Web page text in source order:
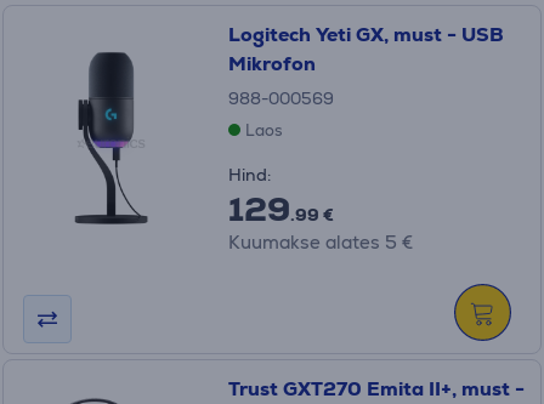
Logitech Yeti GX, must - USB
Mikrofon
988-000569
Laos
Hind:
129.99 €
Kuumakse alates 5 €
Trust GXT270 Emita II+, must -